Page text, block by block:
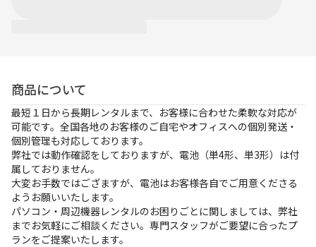
事例紹介
よくあるご質問
会社概要
かんたん見積もり
商品について
最短１日から長期レンタルまで、お客様に合わせた柔軟な対応が
可能です。全国各地のお客様のご自宅やオフィスへの個別発送・
個別管理も対応しております。
弊社では動作確認をしておりますが、電池（単4形、単3形）は付
属しておりません。
大変お手数ではござますが、電池はお客様各自でご用意くださる
ようお願いいたします。
パソコン・周辺機器レンタルのお困りごとに関しましては、弊社
までお気軽にご相談ください。専門スタッフがご要望に合ったプ
ランをご提案いたします。